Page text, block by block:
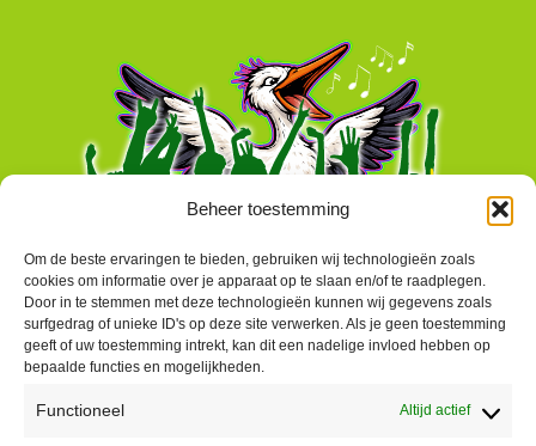
Beheer toestemming
Om de beste ervaringen te bieden, gebruiken wij technologieën zoals
cookies om informatie over je apparaat op te slaan en/of te raadplegen.
Door in te stemmen met deze technologieën kunnen wij gegevens zoals
surfgedrag of unieke ID's op deze site verwerken. Als je geen toestemming
geeft of uw toestemming intrekt, kan dit een nadelige invloed hebben op
bepaalde functies en mogelijkheden.
Functioneel Altijd actief